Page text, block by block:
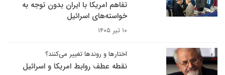
تفاهم امریکا با ایران بدون توجه به
خواسته‌های اسرائیل
۱۰ تیر ۱۴۰۵
اختارها و روندها تغییر می‌کنند؟
نقطه عطف روابط امریکا و اسرائیل